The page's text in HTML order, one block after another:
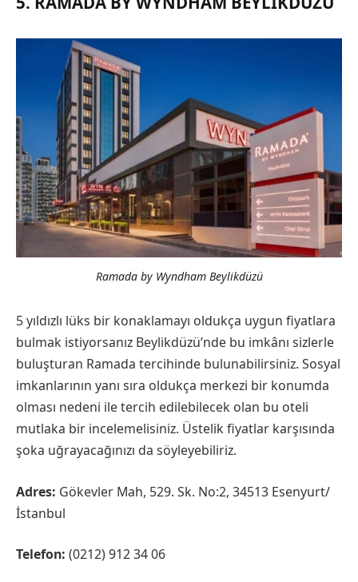
Ramada by Wyndham Beylikdüzü
5 yıldızlı lüks bir konaklamayı oldukça uygun fiyatlara
bulmak istiyorsanız Beylikdüzü’nde bu imkânı sizlerle
buluşturan Ramada tercihinde bulunabilirsiniz. Sosyal
imkanlarının yanı sıra oldukça merkezi bir konumda
olması nedeni ile tercih edilebilecek olan bu oteli
mutlaka bir incelemelisiniz. Üstelik fiyatlar karşısında
şoka uğrayacağınızı da söyleyebiliriz.
Adres: Gökevler Mah, 529. Sk. No:2, 34513 Esenyurt/
İstanbul
Telefon: (0212) 912 34 06